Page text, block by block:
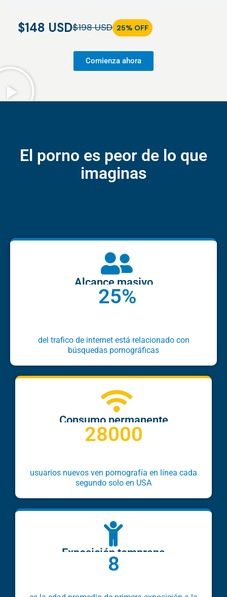
$148 USD$198 USD 25% OFF
Comienza ahora
El porno es peor de lo que
imaginas
Alcance masivo
del trafico de internet está relacionado con
búsquedas pornográficas
25%
Consumo permanente
usuarios nuevos ven pornografía en línea cada
segundo solo en USA
28000
Exposición temprana
8